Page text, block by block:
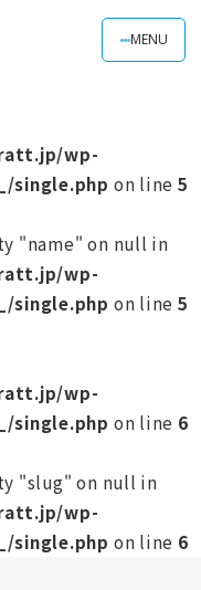
MENU
wp-
single.php on line 5
"name" on null in
wp-
single.php on line 5
wp-
single.php on line 6
"slug" on null in
wp-
single.php on line 6